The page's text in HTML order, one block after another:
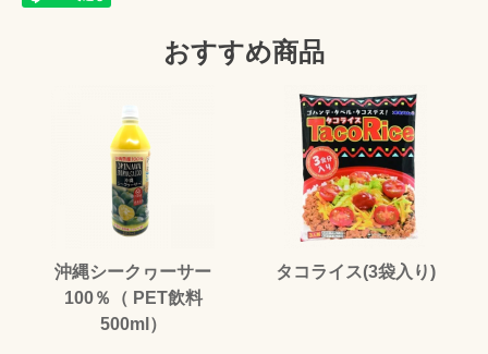
おすすめ商品
沖縄シークヮーサー
100％（ PET飲料
500ml）
タコライス(3袋入り)